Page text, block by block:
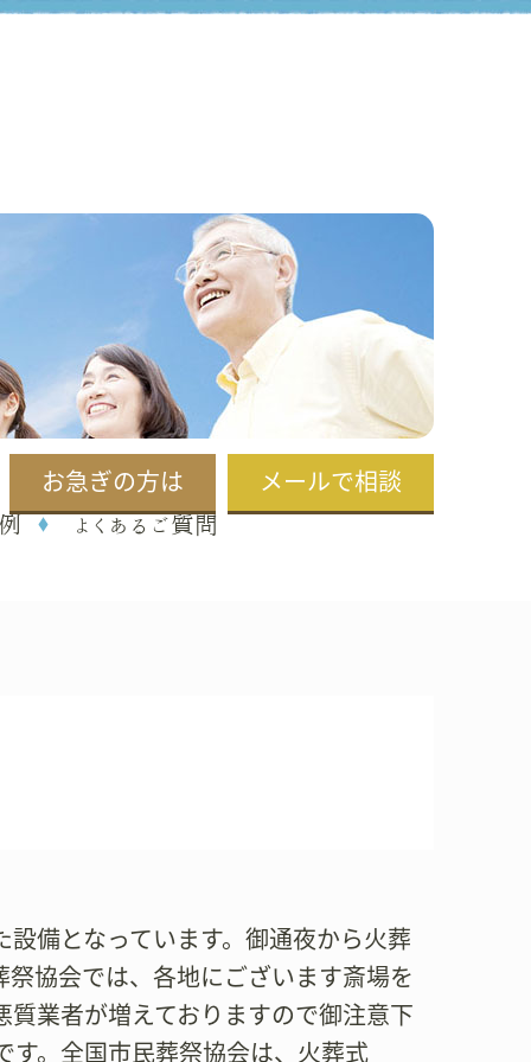
お急ぎの方は メールで相談
よくあるご質問
備となっています。御通夜から火葬
協会では、各地にございます斎場を
業者が増えておりますので御注意下
す。全国市民葬祭協会は、火葬式